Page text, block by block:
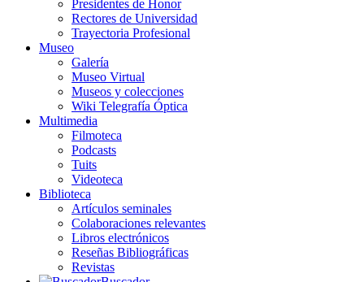
Presidentes de Honor
Rectores de Universidad
Trayectoria Profesional
Museo
Galería
Museo Virtual
Museos y colecciones
Wiki Telegrafía Óptica
Multimedia
Filmoteca
Podcasts
Tuits
Videoteca
Biblioteca
Artículos seminales
Colaboraciones relevantes
Libros electrónicos
Reseñas Bibliográficas
Revistas